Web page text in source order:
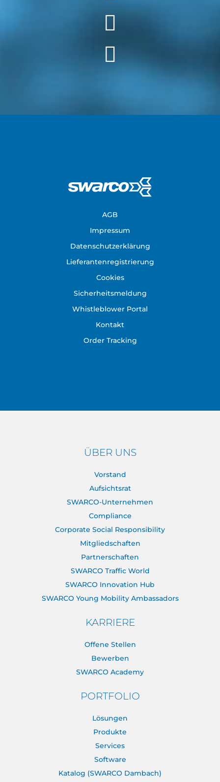
AGB
Impressum
Datenschutzerklärung
Lieferantenregistrierung
Cookies
Sicherheitsmeldung
Whistleblower Portal
Kontakt
Order Tracking
ÜBER UNS
Vorstand
Aufsichtsrat
SWARCO-Unternehmen
Compliance
Corporate Social Responsibility
Mitgliedschaften
Partnerschaften
SWARCO Traffic World
SWARCO Innovation Hub
SWARCO Young Mobility Ambassadors
KARRIERE
Offene Stellen
Bewerben
SWARCO Academy
PORTFOLIO
Lösungen
Produkte
Services
Software
Katalog (SWARCO Dambach)